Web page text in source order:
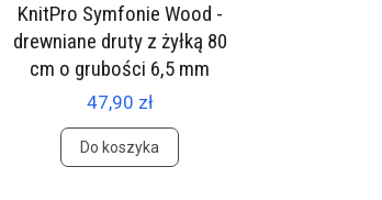
KnitPro Symfonie Wood -
drewniane druty z żyłką 80
cm o grubości 6,5 mm
47,90 zł
Do koszyka